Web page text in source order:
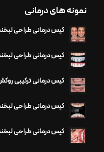
نمونه های درمانی
کیس درمانی طراحی
کیس درمانی طراحی
کیس درمانی ترکیبی
کیس درمانی طراحی
کیس درمانی طراحی